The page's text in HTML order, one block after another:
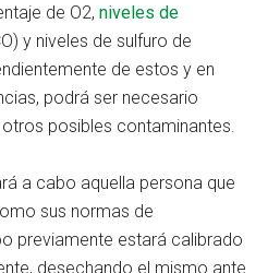
de O2,niveles de
y niveles de sulfuro de
de estos y en
podrá ser necesario
posibles contaminantes.
a cabo aquella persona que
sus normas de
previamente estará calibrado
desechando el mismo ante